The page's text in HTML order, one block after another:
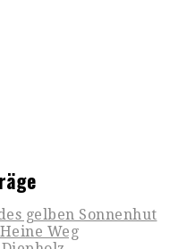
gelben Sonnenhut
Weg